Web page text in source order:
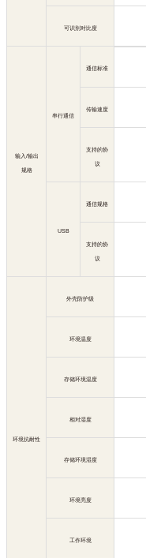
可识别对比度
输入/输出
规格
串行通信
通信标准
传输速度
支持的协
议
USB
通信规格
支持的协
议
环境抗耐性
外壳防护级
环境温度
存储环境温度
相对湿度
存储环境湿度
环境亮度
工作环境